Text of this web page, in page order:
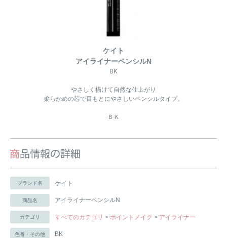
ケイト
アイライナーペンシルN
BK
やさしく描けて自然な仕上がり
柔らかめの芯で目もとにやさしいペンシルタイプ。
ＢＫ
ブランド名 ケイト
商品名 アイライナーペンシルN
カテゴリ すべてのカテゴリ > ポイントメイク > アイライナー
色番・その他 BK